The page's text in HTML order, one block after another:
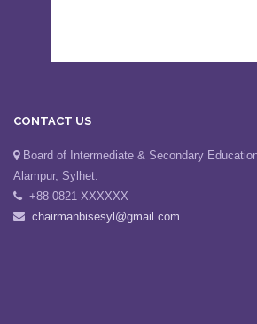
CONTACT US
Board of Intermediate & Secondary Education,
Alampur, Sylhet.
+88-0821-XXXXXX